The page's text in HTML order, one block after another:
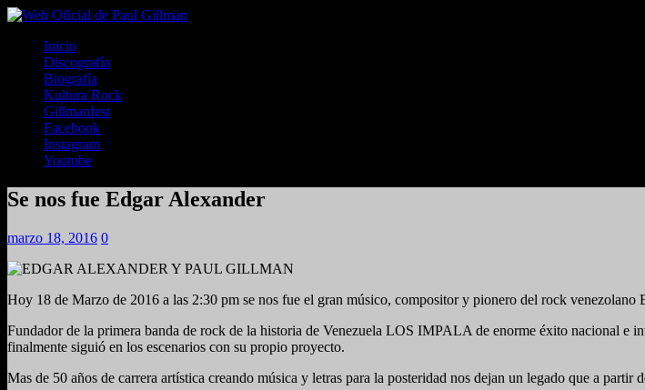
Inicio
Discografía
Biografía
Kultura Rock
Gillmanfest
Facebook
Instagram
Youtube
Se nos fue Edgar Alexander
marzo 18, 2016 0
Hoy 18 de Marzo de 2016 a las 2:30 pm se nos fue el gran músico, compositor y pionero del rock
Fundador de la primera banda de rock de la historia de Venezuela LOS IMPALA de enorme éxito
finalmente siguió en los escenarios con su propio proyecto.
Mas de 50 años de carrera artística creando música y letras para la posteridad nos dejan un legado que a partir